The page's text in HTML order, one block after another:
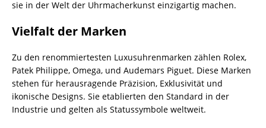
sie in der Welt der Uhrmacherkunst einzigartig machen.
Vielfalt der Marken
Zu den renommiertesten Luxusuhrenmarken zählen Rolex,
Patek Philippe, Omega, und Audemars Piguet. Diese Marken
stehen für herausragende Präzision, Exklusivität und
ikonische Designs. Sie etablierten den Standard in der
Industrie und gelten als Statussymbole weltweit.